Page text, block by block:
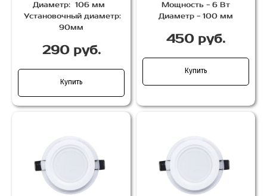
Диаметр: 106 мм
Установочный диаметр:
90мм
290 руб.
Купить
Мощность - 6 Вт
Диаметр - 100 мм
450 руб.
Купить